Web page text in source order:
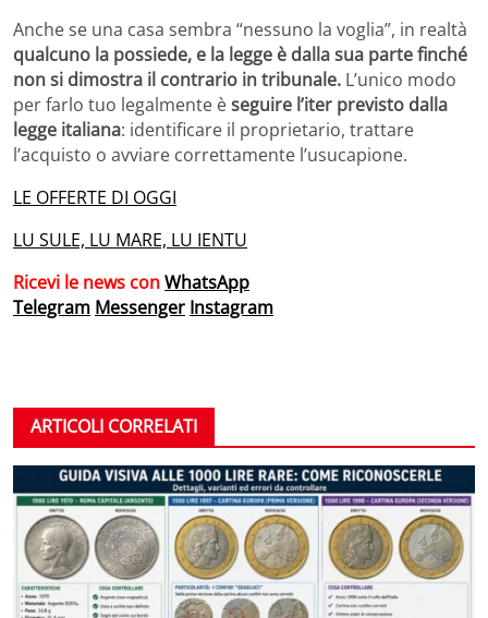
Anche se una casa sembra “nessuno la voglia”, in realtà
qualcuno la possiede, e la legge è dalla sua parte finché
non si dimostra il contrario in tribunale. L’unico modo
per farlo tuo legalmente èseguire l’iter previsto dalla
legge italiana: identificare il proprietario, trattare
l’acquisto o avviare correttamente l’usucapione.
LE OFFERTE DI OGGI
LU SULE, LU MARE, LU IENTU
Ricevi le news conWhatsApp
Telegram Messenger Instagram
ARTICOLI CORRELATI